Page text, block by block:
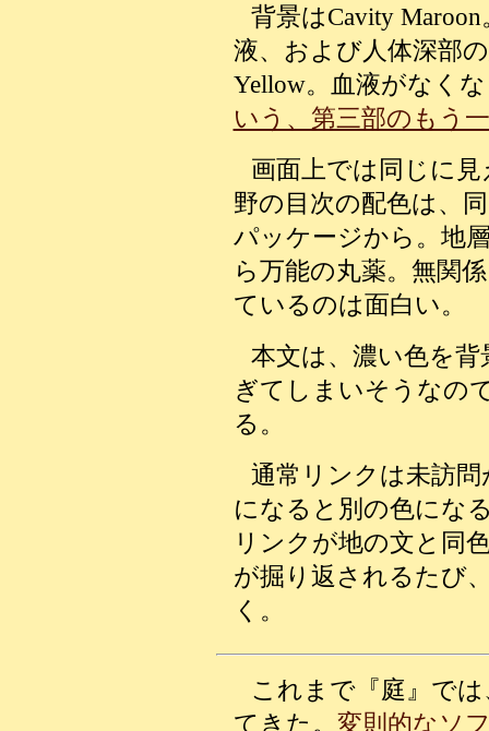
背景はCavity
液、および人体深部
Yellow。血液がなく
いう、第三部のもう
画面上では同じに見
野の目次の配色は、
パッケージから。地
ら万能の丸薬。無関
ているのは面白い。
本文は、濃い色を
ぎてしまいそうなの
る。
通常リンクは未訪
になると別の色にな
リンクが地の文と同
が掘り返されるたび
く。
これまで『庭』で
てきた。 変則的なソ